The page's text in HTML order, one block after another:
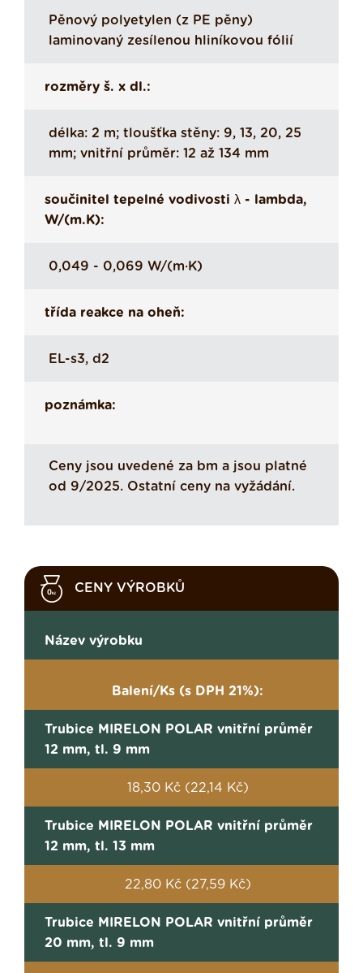
Pěnový polyetylen (z PE pěny)
laminovaný zesílenou hliníkovou fólií
rozměry š. x dl.:
délka: 2 m; tloušťka stěny: 9, 13, 20, 25
mm; vnitřní průměr: 12 až 134 mm
součinitel tepelné vodivosti λ - lambda,
W/(m.K):
0,049 - 0,069 W/(m·K)
třída reakce na oheň:
EL-s3, d2
poznámka:
Ceny jsou uvedené za bm a jsou platné
od 9/2025. Ostatní ceny na vyžádání.
CENY VÝROBKŮ
Název výrobku
Balení/Ks (s DPH 21%):
Trubice MIRELON POLAR vnitřní průměr
12 mm, tl. 9 mm
18,30 Kč (22,14 Kč)
Trubice MIRELON POLAR vnitřní průměr
12 mm, tl. 13 mm
22,80 Kč (27,59 Kč)
Trubice MIRELON POLAR vnitřní průměr
20 mm, tl. 9 mm